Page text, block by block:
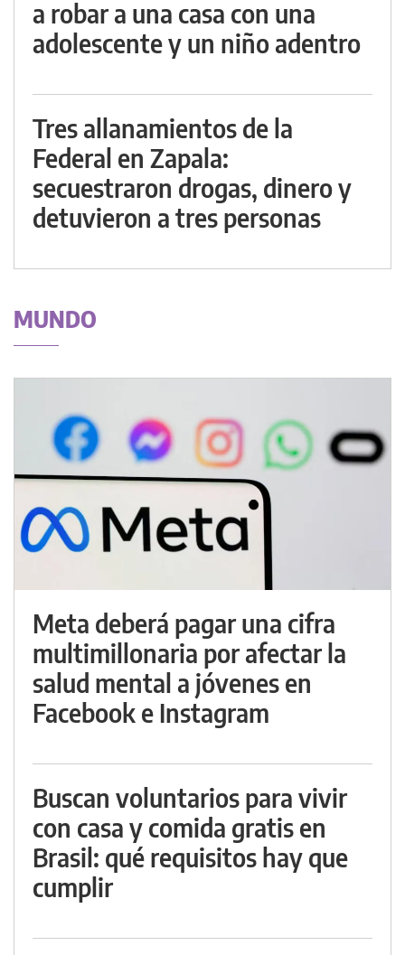
a robar a una casa con una
adolescente y un niño adentro
Tres allanamientos de la
Federal en Zapala:
secuestraron drogas, dinero y
detuvieron a tres personas
MUNDO
Meta deberá pagar una cifra
multimillonaria por afectar la
salud mental a jóvenes en
Facebook e Instagram
Buscan voluntarios para vivir
con casa y comida gratis en
Brasil: qué requisitos hay que
cumplir